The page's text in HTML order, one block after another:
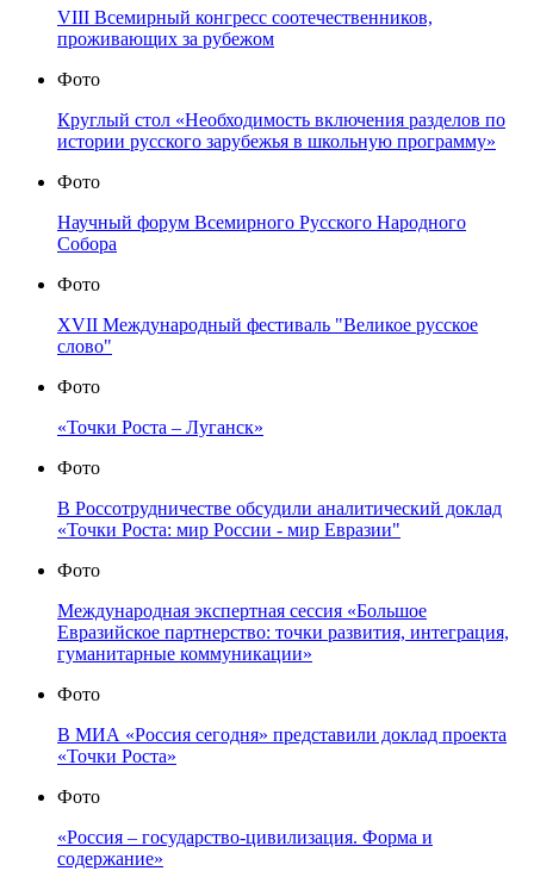
VIII Всемирный конгресс соотечественников,
проживающих за рубежом
Фото
Круглый стол «Необходимость включения разделов по
истории русского зарубежья в школьную программу»
Фото
Научный форум Всемирного Русского Народного
Собора
Фото
XVII Международный фестиваль "Великое русское
слово"
Фото
«Точки Роста – Луганск»
Фото
В Россотрудничестве обсудили аналитический доклад
«Точки Роста: мир России - мир Евразии"
Фото
Международная экспертная сессия «Большое
Евразийское партнерство: точки развития, интеграция,
гуманитарные коммуникации»
Фото
В МИА «Россия сегодня» представили доклад проекта
«Точки Роста»
Фото
«Россия – государство-цивилизация. Форма и
содержание»